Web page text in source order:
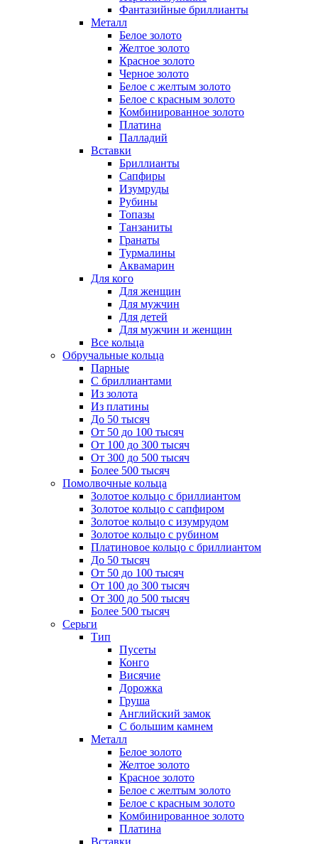
Фантазийные бриллианты
Металл
Белое золото
Желтое золото
Красное золото
Черное золото
Белое с желтым золото
Белое с красным золото
Комбинированное золото
Платина
Палладий
Вставки
Бриллианты
Сапфиры
Изумруды
Рубины
Топазы
Танзаниты
Гранаты
Турмалины
Аквамарин
Для кого
Для женщин
Для мужчин
Для детей
Для мужчин и женщин
Все кольца
Обручальные кольца
Парные
С бриллиантами
Из золота
Из платины
До 50 тысяч
От 50 до 100 тысяч
От 100 до 300 тысяч
От 300 до 500 тысяч
Более 500 тысяч
Помолвочные кольца
Золотое кольцо с бриллиантом
Золотое кольцо с сапфиром
Золотое кольцо с изумрудом
Золотое кольцо с рубином
Платиновое кольцо с бриллиантом
До 50 тысяч
От 50 до 100 тысяч
От 100 до 300 тысяч
От 300 до 500 тысяч
Более 500 тысяч
Серьги
Тип
Пусеты
Конго
Висячие
Дорожка
Груша
Английский замок
С большим камнем
Металл
Белое золото
Желтое золото
Красное золото
Белое с желтым золото
Белое с красным золото
Комбинированное золото
Платина
Вставки